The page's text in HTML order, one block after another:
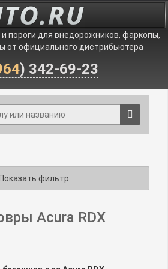
пороги для внедорожников, фаркопы,
от официального дистрибьютера
) 342-69-23
Показать фильтр
Acura RDX